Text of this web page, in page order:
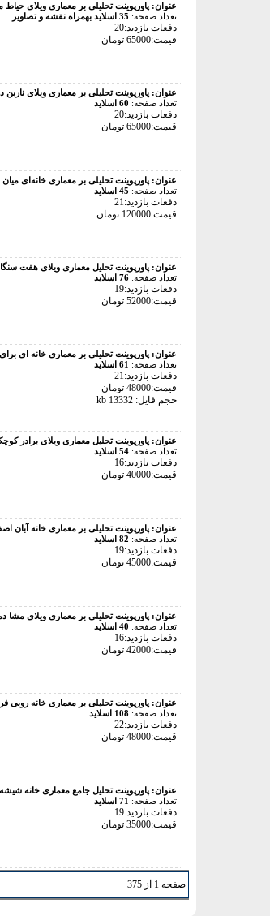
عنوان: پاورپوینت تحلیلی بر معماری ویلای حیاط
تعداد صفحه: 35 اسلاید بهمراه نقشه و تصاویر
دفعات بازدید:20
قیمت:65000 تومان
عنوان: پاورپوینت تحلیلی بر معماری ویلای ناربن
تعداد صفحه: 60 اسلاید
دفعات بازدید:20
قیمت:65000 تومان
عنوان: پاورپوینت تحلیلی بر معماری خانه‌ای
تعداد صفحه: 45 اسلاید
دفعات بازدید:21
قیمت:120000 تومان
عنوان: پاورپوینت تحلیل معماری ویلای هفت
تعداد صفحه: 76 اسلاید
دفعات بازدید:19
قیمت:52000 تومان
عنوان: پاورپوینت تحلیلی بر معماری خانه ای
تعداد صفحه: 61 اسلاید
دفعات بازدید:21
قیمت:48000 تومان
حجم فایل: 13332 kb
عنوان: پاورپوینت تحلیل معماری ویلای برادر
تعداد صفحه: 54 اسلاید
دفعات بازدید:16
قیمت:40000 تومان
عنوان: پاورپوینت تحلیلی بر معماری خانه آبان
تعداد صفحه: 82 اسلاید
دفعات بازدید:19
قیمت:45000 تومان
عنوان: پاورپوینت تحلیلی بر معماری ویلای مشا
تعداد صفحه: 40 اسلاید
دفعات بازدید:16
قیمت:42000 تومان
عنوان: پاورپوینت تحلیلی بر معماری خانه روبی
تعداد صفحه: 108 اسلاید
دفعات بازدید:22
قیمت:48000 تومان
عنوان: پاورپوینت تحلیل جامع معماری خانه
تعداد صفحه: 71 اسلاید
دفعات بازدید:19
قیمت:35000 تومان
صفحه 1 از 375